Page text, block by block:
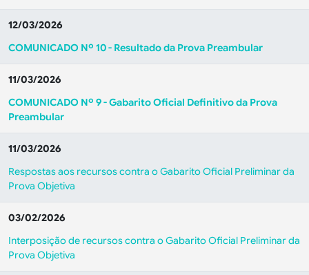
12/03/2026
COMUNICADO Nº 10 - Resultado da Prova Preambular
11/03/2026
COMUNICADO Nº 9 - Gabarito Oficial Definitivo da Prova
Preambular
11/03/2026
Respostas aos recursos contra o Gabarito Oficial Preliminar da
Prova Objetiva
03/02/2026
Interposição de recursos contra o Gabarito Oficial Preliminar da
Prova Objetiva